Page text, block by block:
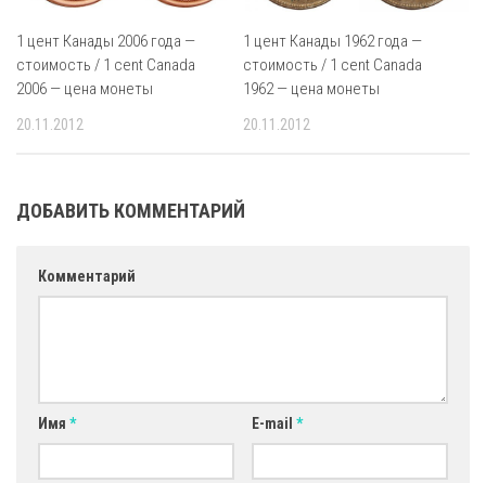
1 цент Канады 2006 года —
стоимость / 1 cent Canada
2006 — цена монеты
20.11.2012
1 цент Канады 1962 года —
стоимость / 1 cent Canada
1962 — цена монеты
20.11.2012
ДОБАВИТЬ КОММЕНТАРИЙ
Комментарий
Имя * E-mail *